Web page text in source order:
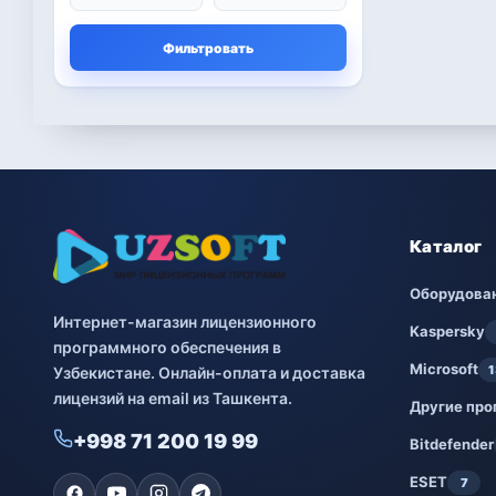
Microsoft
Другие программы
ESET 7
PRO32
Dr.Web 4
Jivo 3
IVI
Фильтровать
Интернет-магазин лицензионного
программного обеспечения в
Узбекистане. Онлайн-оплата и доставка
лицензий на email из Ташкента.
+998 71 200 19 99
Каталог
Kaspersky
Microsoft
Другие
Bitdefender
ESET 7